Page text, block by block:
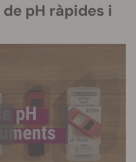
pH ràpides i